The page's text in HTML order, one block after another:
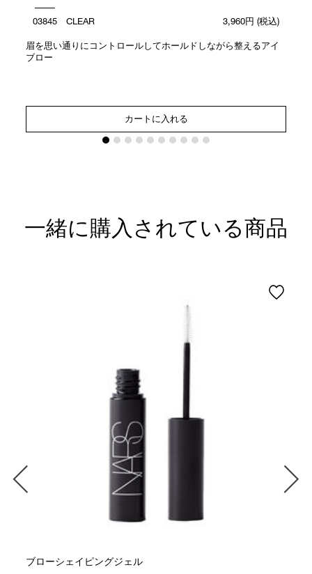
03845 CLEAR 3,960円 (税込)
眉を思い通りにコントロールしてホールドしながら整えるアイ
ブロー
カートに入れる
一緒に購入されている商品
ブローシェイピングジェル